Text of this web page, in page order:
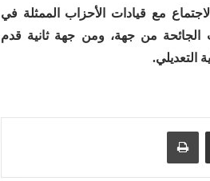
مع قيادات الأحزاب الممثلة في
الجائحة من جهة، ومن جهة ثانية قدم
التعديلي.
مشاركة عبر البريد طباعة